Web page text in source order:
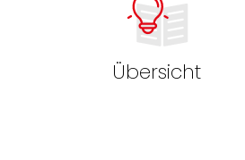
Übersicht